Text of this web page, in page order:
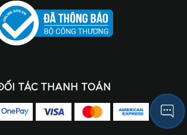
TÁC THANH TOÁN